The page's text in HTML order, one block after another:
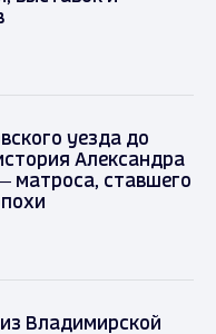
уезда до
Александра
матроса, ставшего
Владимирской